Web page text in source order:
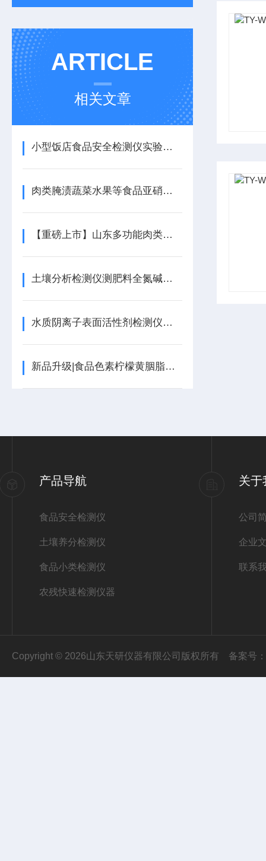
ARTICLE
相关文章
小型饭店食品安全检测仪实验室配置方案，点击咨询有仪器厂家
肉类腌渍蔬菜水果等食品亚硝酸盐快速测定仪检测食品亚硝酸盐的仪器
【重磅上市】山东多功能肉类水分检测仪怎么使用@山东多功能肉类水分检测仪
土壤分析检测仪测肥料全氮碱【高精度检测】土壤肥料营养元素测速仪
水质阴离子表面活性剂检测仪：快速准确，守护水资源安全
新品升级|食品色素柠檬黄胭脂红苋菜红亮蓝综合性检测仪
产品导航
食品安全检测仪
土壤养分检测仪
食品小类检测仪
农残快速检测仪器
关于
公司
企业
联系
Copyright © 2026山东天研仪器有限公司版权所有 备案号